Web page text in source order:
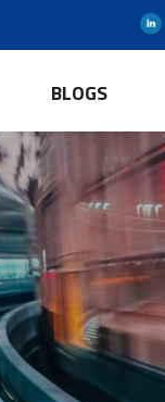
BLOGS